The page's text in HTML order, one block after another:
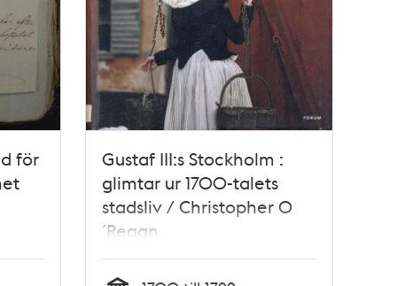
för
Gustaf III:s Stockholm :
glimtar ur 1700-talets
stadsliv / Christopher O
´Regan